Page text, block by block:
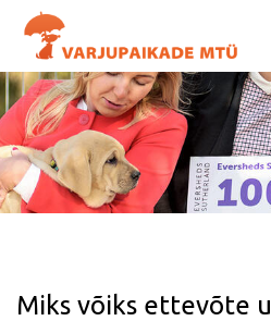
Miks võiks ettevõte